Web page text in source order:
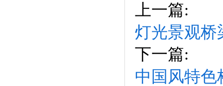
上一篇:
灯光景观桥
下一篇:
中国风特色